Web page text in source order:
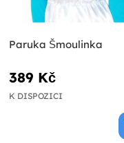
Paruka Šmoulinka
389 Kč
K DISPOZICI